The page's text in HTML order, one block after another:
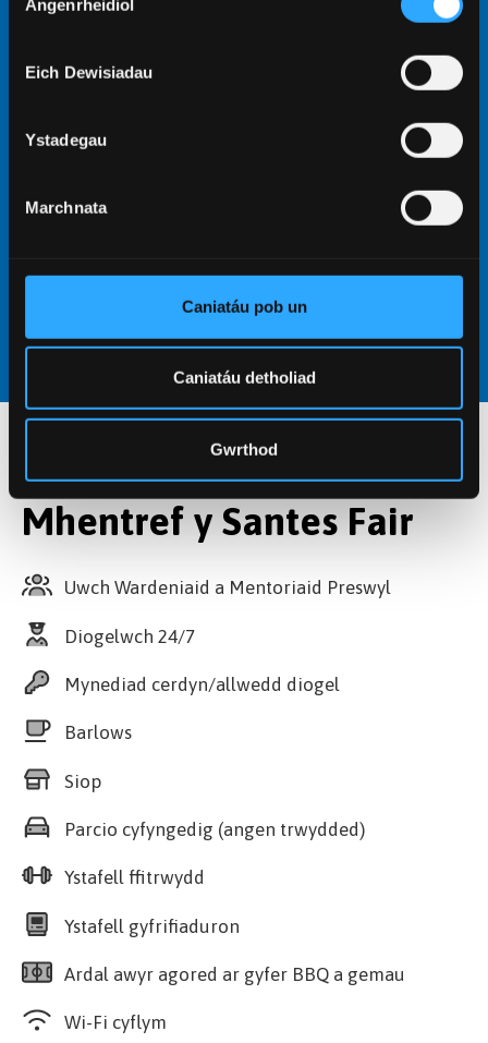
Caniatâd
Angenrheidiol
Eich Dewisiadau
Ystadegau
Marchnata
Caniatáu pob un
Caniatáu detholiad
Gwrthod
Amrywiaeth o opsiynau ystafelloedd ar gyfer
ymarfer corff cyfleus, a bydd gennych
Ffriddoedd.
ddiogelu eich hawliau i lety diogel o
Cyfleusterau ym
Mhentref y Santes Fair
Uwch Wardeniaid a Mentoriaid Preswyl
Diogelwch 24/7
Mynediad cerdyn/allwedd diogel
Barlows
Siop
Parcio cyfyngedig (angen trwydded)
Ystafell ffitrwydd
Ystafell gyfrifiaduron
Ardal awyr agored ar gyfer BBQ a gemau
Wi-Fi cyflym